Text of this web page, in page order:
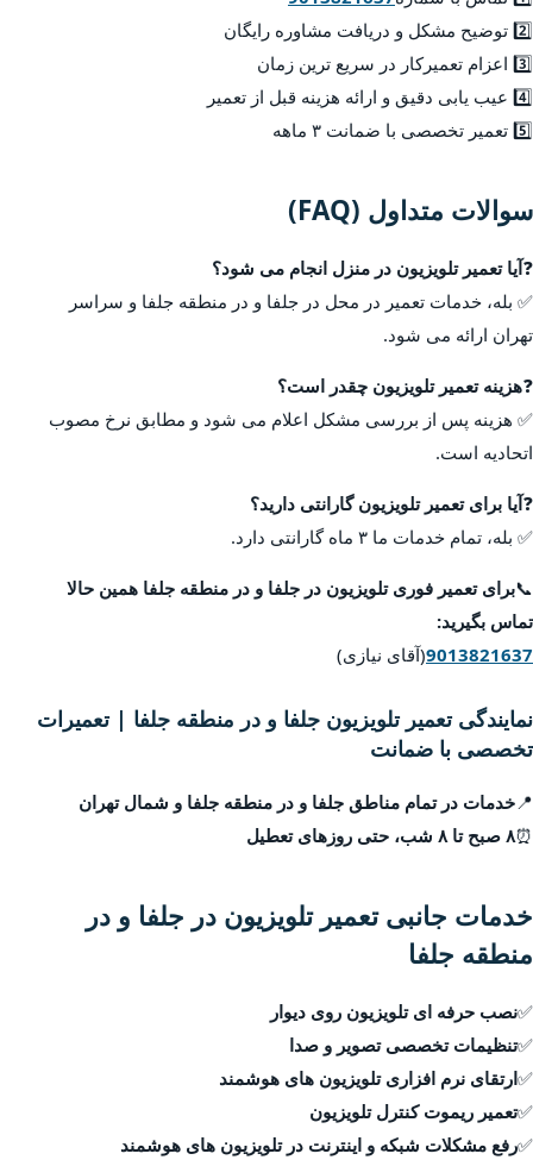
2️⃣ توضیح مشکل و دریافت مشاوره رایگان
3️⃣ اعزام تعمیرکار در سریع ترین زمان
4️⃣ عیب یابی دقیق و ارائه هزینه قبل از تعمیر
5️⃣ تعمیر تخصصی با ضمانت ۳ ماهه
سوالات متداول (FAQ)
❓آیا تعمیر تلویزیون در منزل انجام می شود؟
✅ بله، خدمات تعمیر در محل در جلفا و در منطقه جلفا و سراسر
تهران ارائه می شود.
❓هزینه تعمیر تلویزیون چقدر است؟
✅ هزینه پس از بررسی مشکل اعلام می شود و مطابق نرخ مصوب
اتحادیه است.
❓آیا برای تعمیر تلویزیون گارانتی دارید؟
✅ بله، تمام خدمات ما ۳ ماه گارانتی دارد.
📞برای تعمیر فوری تلویزیون در جلفا و در منطقه جلفا همین حالا
تماس بگیرید:
9013821637(آقای نیازی)
نمایندگی تعمیر تلویزیون جلفا و در منطقه جلفا | تعمیرات
تخصصی با ضمانت
📍خدمات در تمام مناطق جلفا و در منطقه جلفا و شمال تهران
⏰۸ صبح تا ۸ شب، حتی روزهای تعطیل
خدمات جانبی تعمیر تلویزیون در جلفا و در
منطقه جلفا
✅نصب حرفه ای تلویزیون روی دیوار
✅تنظیمات تخصصی تصویر و صدا
✅ارتقای نرم افزاری تلویزیون های هوشمند
✅تعمیر ریموت کنترل تلویزیون
✅رفع مشکلات شبکه و اینترنت در تلویزیون های هوشمند